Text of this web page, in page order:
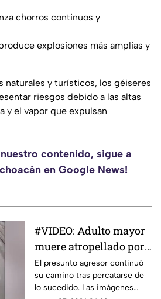
chorros continuos y
explosiones más amplias y
naturales y turísticos, los géiseres
riesgos debido a las altas
y el vapor que expulsan
contenido, sigue a
en Google News!
#VIDEO: Adulto mayor
muere atropellado por
tráiler tras ser
empujado.
El presunto agresor continuó
su camino tras percatarse de
lo sucedido. Las imágenes